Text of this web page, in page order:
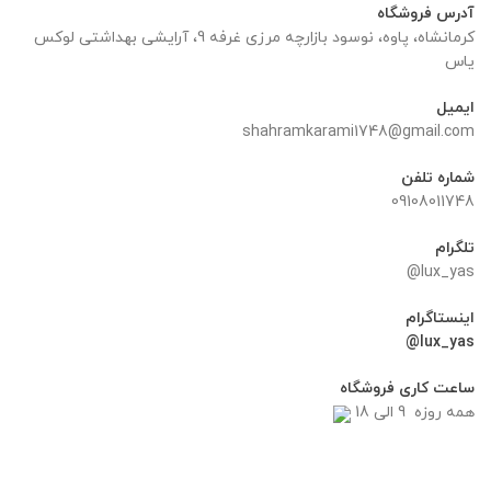
آدرس فروشگاه
کرمانشاه، پاوه، نوسود بازارچه مرزی غرفه 9، آرایشی بهداشتی لوکس
یاس
ایمیل
shahramkarami1748@gmail.com
شماره تلفن
09108011748
تلگرام
lux_yas@
اینستاگرام
lux_yas@
ساعت کاری فروشگاه
همه روزه 9 الی 18